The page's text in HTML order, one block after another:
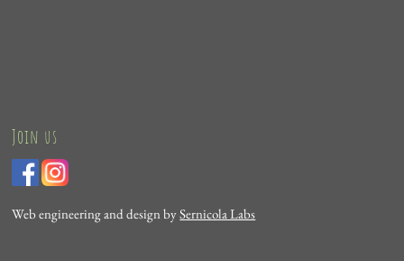
Join us
Web engineering and design bySernicola Labs